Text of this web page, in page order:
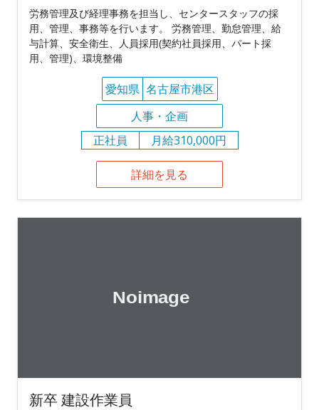
労務管理及び経理事務を担当し、センタースタッフの採
用、管理、事務等を行います。 労務管理、勤怠管理、給
与計算、安全衛生、人員採用(契約社員採用、パート採
用、管理)、環境整備
愛知県 名古屋市港区
人事・企画
正社員
月給310,000円
詳細を見る
新卒 建設作業員